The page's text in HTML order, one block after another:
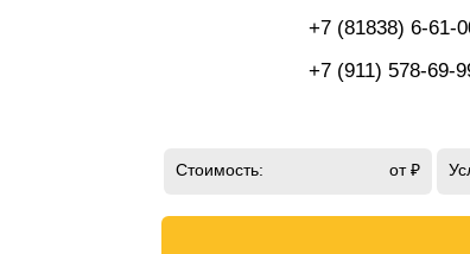
+7 (81838) 6-61-
+7 (911) 578-69-
Стоимость: от ₽